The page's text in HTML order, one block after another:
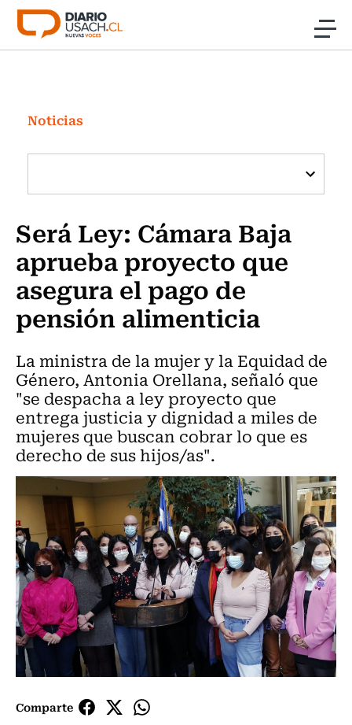
Click acá para ir directamente al contenido
Investigación
Cultura
Programas Radio y TV Usach
Noticias
Será Ley: Cámara Baja
aprueba proyecto que
asegura el pago de
pensión alimenticia
La ministra de la mujer y la Equidad de
Género, Antonia Orellana, señaló que
"se despacha a ley proyecto que
entrega justicia y dignidad a miles de
mujeres que buscan cobrar lo que es
derecho de sus hijos/as".
Comparte